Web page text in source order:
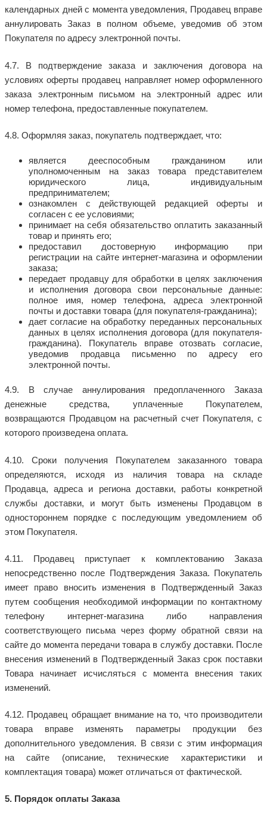
календарных дней с момента уведомления, Продавец вправе
аннулировать Заказ в полном объеме, уведомив об этом
Покупателя по адресу электронной почты.
4.7. В подтверждение заказа и заключения договора на
условиях оферты продавец направляет номер оформленного
заказа электронным письмом на электронный адрес или
номер телефона, предоставленные покупателем.
4.8. Оформляя заказ, покупатель подтверждает, что:
является дееспособным гражданином или
уполномоченным на заказ товара представителем
юридического лица, индивидуальным
предпринимателем;
ознакомлен с действующей редакцией оферты и
согласен с ее условиями;
принимает на себя обязательство оплатить заказанный
товар и принять его;
предоставил достоверную информацию при
регистрации на сайте интернет-магазина и оформлении
заказа;
передает продавцу для обработки в целях заключения
и исполнения договора свои персональные данные:
полное имя, номер телефона, адреса электронной
почты и доставки товара (для покупателя-гражданина);
дает согласие на обработку переданных персональных
данных в целях исполнения договора (для покупателя-
гражданина). Покупатель вправе отозвать согласие,
уведомив продавца письменно по адресу его
электронной почты.
4.9. В случае аннулирования предоплаченного Заказа
денежные средства, уплаченные Покупателем,
возвращаются Продавцом на расчетный счет Покупателя, с
которого произведена оплата.
4.10. Сроки получения Покупателем заказанного товара
определяются, исходя из наличия товара на складе
Продавца, адреса и региона доставки, работы конкретной
службы доставки, и могут быть изменены Продавцом в
одностороннем порядке с последующим уведомлением об
этом Покупателя.
4.11. Продавец приступает к комплектованию Заказа
непосредственно после Подтверждения Заказа. Покупатель
имеет право вносить изменения в Подтвержденный Заказ
путем сообщения необходимой информации по контактному
телефону интернет-магазина либо направления
соответствующего письма через форму обратной связи на
сайте до момента передачи товара в службу доставки. После
внесения изменений в Подтвержденный Заказ срок поставки
Товара начинает исчисляться с момента внесения таких
изменений.
4.12. Продавец обращает внимание на то, что производители
товара вправе изменять параметры продукции без
дополнительного уведомления. В связи с этим информация
на сайте (описание, технические характеристики и
комплектация товара) может отличаться от фактической.
5. Порядок оплаты Заказа